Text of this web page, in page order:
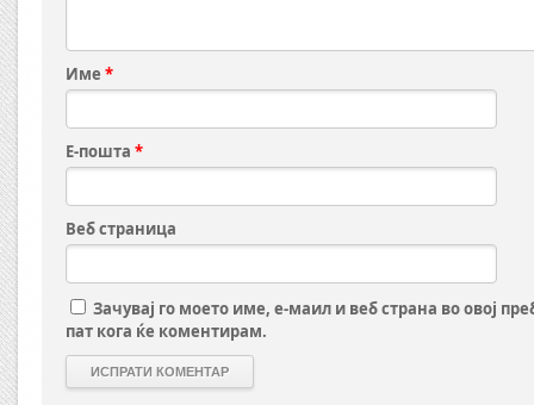
Име *
Е-пошта *
Веб страница
Зачувај го моето име, е-маил и веб страна во овој
пат кога ќе коментирам.